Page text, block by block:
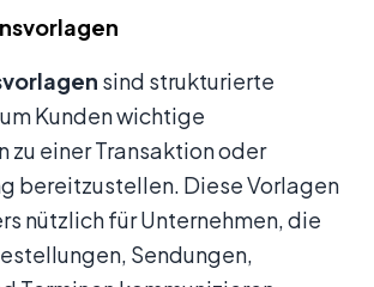
sind strukturierte
Kunden wichtige
zu einer Transaktion oder
bereitzustellen. Diese Vorlagen
nützlich für Unternehmen, die
Sendungen,